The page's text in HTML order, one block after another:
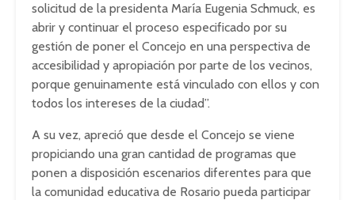
solicitud de la presidenta María Eugenia Schmuck, es
abrir y continuar el proceso especificado por su
gestión de poner el Concejo en una perspectiva de
accesibilidad y apropiación por parte de los vecinos,
porque genuinamente está vinculado con ellos y con
todos los intereses de la ciudad”.
A su vez, apreció que desde el Concejo se viene
propiciando una gran cantidad de programas que
ponen a disposición escenarios diferentes para que
la comunidad educativa de Rosario pueda participar